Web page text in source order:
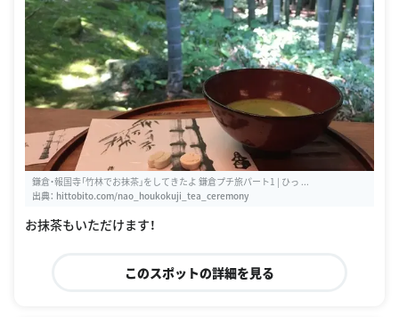
鎌倉・報国寺「竹林でお抹茶」をしてきたよ 鎌倉プチ旅パート1 | ひっ ...
出典： hittobito.com/nao_houkokuji_tea_ceremony
お抹茶もいただけます！
このスポットの詳細を見る